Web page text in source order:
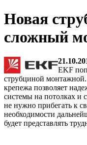
Новая
сложный
EKF
струбциной монтажной.
крепежа позволяет
системы на потолках и
не нужно прибегать к
необходимости
будет представлять